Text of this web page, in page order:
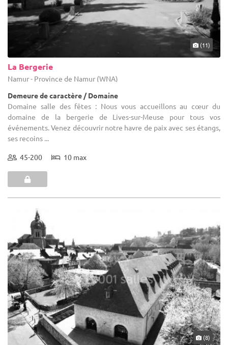
(11)
La Bergerie
Namur - Province de Namur (WNA)
Demeure de caractère / Domaine
Domaine salle des fêtes : Nous vous accueillons au cœur du
domaine de la bergerie de Lives-sur-Meuse pour tous vos
événements. Venez découvrir notre havre de paix avec ses étangs,
ses recoins ...
45-200 10 max
(8)